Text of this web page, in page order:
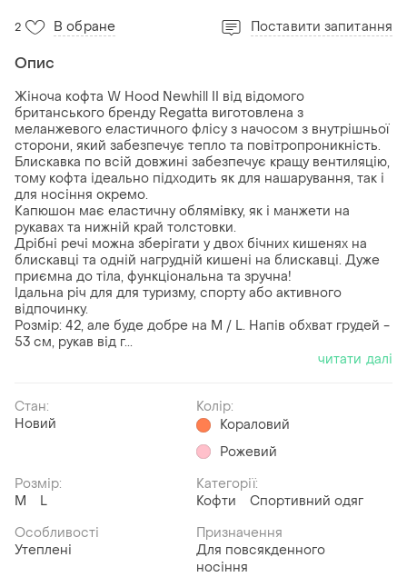
2 В обране Поставити запитання
Опис
Жіноча кофта W Hood Newhill II від відомого
британського бренду Regatta виготовлена з
меланжевого еластичного флісу з начосом з внутрішньої
сторони, який забезпечує тепло та повітропроникність.
Блискавка по всій довжині забезпечує кращу вентиляцію,
тому кофта ідеально підходить як для нашарування, так і
для носіння окремо.
Капюшон має еластичну облямівку, як і манжети на
рукавах та нижній край толстовки.
Дрібні речі можна зберігати у двох бічних кишенях на
блискавці та одній нагрудній кишені на блискавці. Дуже
приємна до тіла, функціональна та зручна!
Ідальна річ для для туризму, спорту або активного
відпочинку.
Розмір: 42, але буде добре на M / L. Напів обхват грудей -
53 см, рукав від г...
читати далі
Стан:
Новий
Колір:
Кораловий
Рожевий
Розмір:
M
L
Категорії:
Кофти
Спортивний одяг
Особливості
Утеплені
Призначення
Для повсякденного
носіння